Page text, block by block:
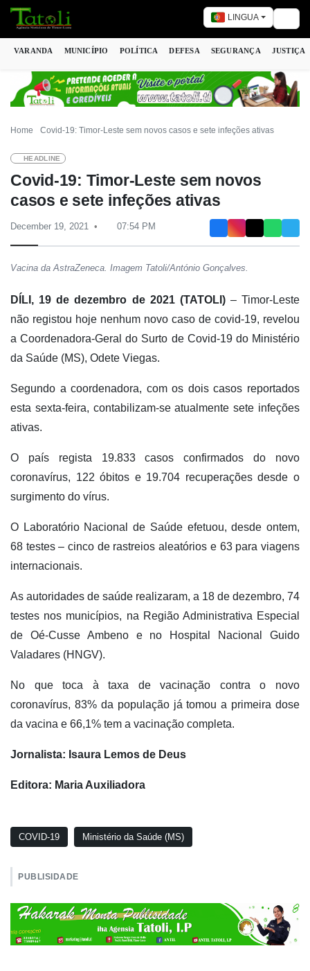
LINGUA
VARANDA MUNICÍPIO POLÍTICA DEFESA SEGURANÇA JUSTIÇA
Home Covid-19: Timor-Leste sem novos casos e sete infeções ativas
HEADLINE
Covid-19: Timor-Leste sem novos
casos e sete infeções ativas
December 19, 2021 07:54 PM
Vacina da AstraZeneca. Imagem Tatoli/António Gonçalves.
DÍLI, 19 de dezembro de 2021 (TATOLI)– Timor-Leste
não registou hoje nenhum novo caso de covid-19, revelou
a Coordenadora-Geral do Surto de Covid-19 do Ministério
da Saúde (MS), Odete Viegas.
Segundo a coordenadora, com os dois casos reportados
esta sexta-feira, contabilizam-se atualmente sete infeções
ativas.
O país regista 19.833 casos confirmados do novo
coronavírus, 122 óbitos e 19.704 recuperações desde o
surgimento do vírus.
O Laboratório Nacional de Saúde efetuou, desde ontem,
68 testes – cinco de rastreios aleatórios e 63 para viagens
internacionais.
As autoridades de saúde realizaram, a 18 de dezembro, 74
testes nos municípios, na Região Administrativa Especial
de Oé-Cusse Ambeno e no Hospital Nacional Guido
Valadares (HNGV).
No que toca à taxa de vacinação contra o novo
coronavírus, 83% da população já tomou a primeira dose
da vacina e 66,1% tem a vacinação completa.
Jornalista: Isaura Lemos de Deus
Editora: Maria Auxiliadora
COVID-19 Ministério da Saúde (MS)
PUBLISIDADE